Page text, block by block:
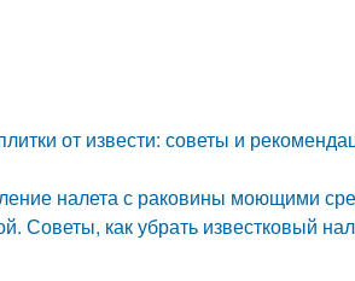
от извести: советы и
налета с раковины моющими
Советы, как убрать известковый